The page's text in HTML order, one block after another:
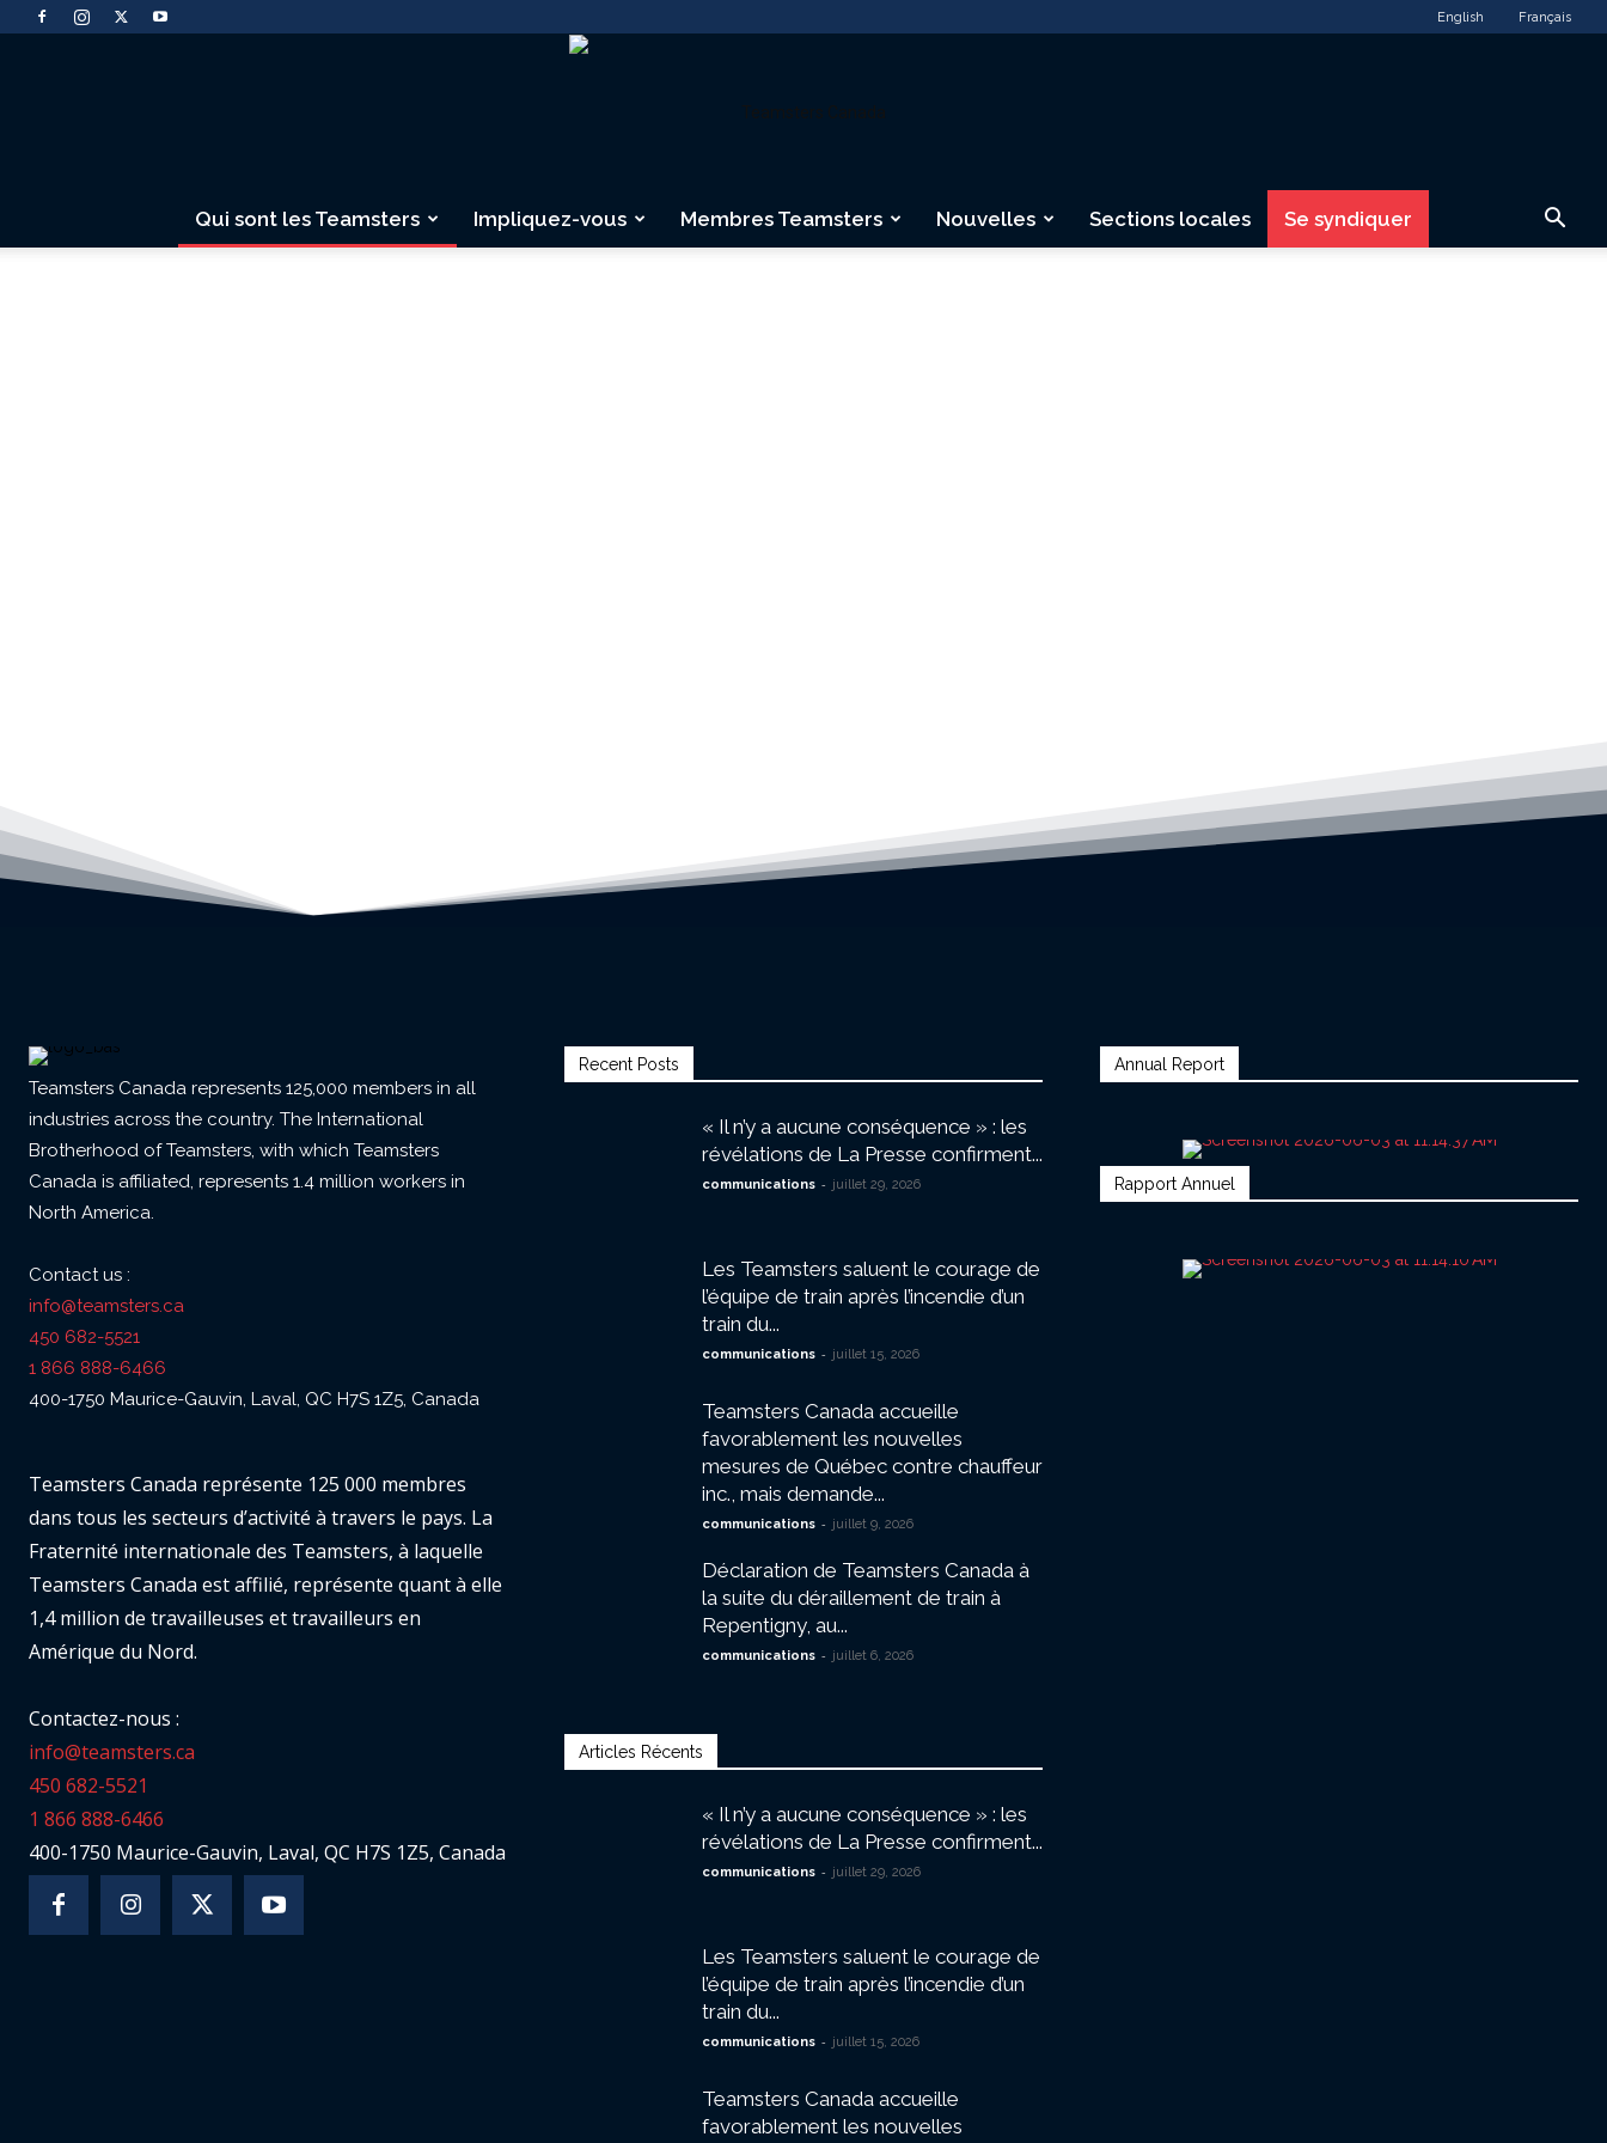
English Français
Qui sont les Teamsters Impliquez-vous Membres Teamsters Nouvelles Sections locales Se syndiquer
Teamsters Canada represents 125,000 members in all
industries across the country. The International
Brotherhood of Teamsters, with which Teamsters
Canada is affiliated, represents 1.4 million workers in
North America.
Contact us :
info@teamsters.ca
450 682-5521
1 866 888-6466
400-1750 Maurice-Gauvin, Laval, QC H7S 1Z5, Canada
Teamsters Canada représente 125 000 membres
dans tous les secteurs d’activité à travers le pays. La
Fraternité internationale des Teamsters, à laquelle
Teamsters Canada est affilié, représente quant à elle
1,4 million de travailleuses et travailleurs en
Amérique du Nord.
Contactez-nous :
info@teamsters.ca
450 682-5521
1 866 888-6466
400-1750 Maurice-Gauvin, Laval, QC H7S 1Z5, Canada
Recent Posts
« Il n’y a aucune conséquence » : les
révélations de La Presse confirment...
communications - juillet 29, 2026
Les Teamsters saluent le courage de
l’équipe de train après l’incendie d’un
train du...
communications - juillet 15, 2026
Teamsters Canada accueille
favorablement les nouvelles
mesures de Québec contre chauffeur
inc., mais demande...
communications - juillet 9, 2026
Déclaration de Teamsters Canada à
la suite du déraillement de train à
Repentigny, au...
communications - juillet 6, 2026
Articles Récents
« Il n’y a aucune conséquence » : les
révélations de La Presse confirment...
communications - juillet 29, 2026
Les Teamsters saluent le courage de
l’équipe de train après l’incendie d’un
train du...
communications - juillet 15, 2026
Teamsters Canada accueille
favorablement les nouvelles
Annual Report
Rapport Annuel